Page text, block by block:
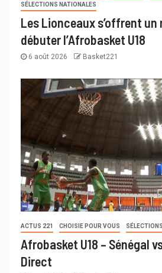
SÉLECTIONS NATIONALES
Les Lionceaux s’offrent
débuter l’Afrobasket U18
6 août 2026 Basket221
ACTUS 221 CHOISIE POUR VOUS
Afrobasket U18 – Sénégal
Direct